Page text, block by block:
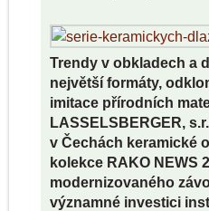
Trendy v obkladech a
největší formáty,
imitace přírodních
LASSELSBERGER,
v Čechách keramické
kolekce RAKO NEWS
modernizovaného
významné investici